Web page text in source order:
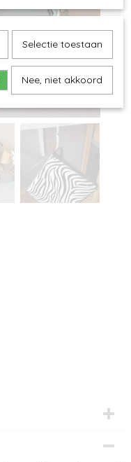
Selectie toestaan
Nee, niet akkoord